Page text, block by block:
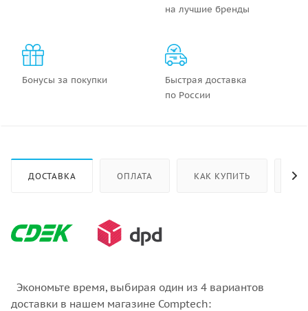
на лучшие бренды
Бонусы за покупки
Быстрая доставка
по России
ДОСТАВКА ОПЛАТА КАК КУПИТЬ
Экономьте время, выбирая один из 4 вариантов
доставки в нашем магазине Comptech: